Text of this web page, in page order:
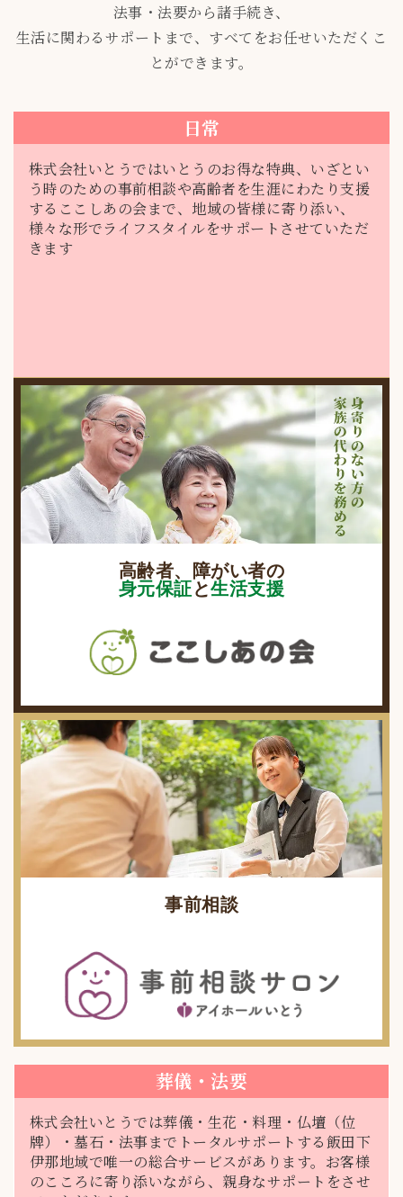
法事・法要から諸手続き、
生活に関わるサポートまで、すべてをお任せいただくこ
とができます。
日常
株式会社いとうではいとうのお得な特典、いざとい
う時のための事前相談や高齢者を生涯にわたり支援
するここしあの会まで、地域の皆様に寄り添い、
様々な形でライフスタイルをサポートさせていただ
きます
高齢者、障がい者の
身元保証と生活支援
事前相談
葬儀・法要
株式会社いとうでは葬儀・生花・料理・仏壇（位
牌）・墓石・法事までトータルサポートする飯田下
伊那地域で唯一の総合サービスがあります。お客様
のこころに寄り添いながら、親身なサポートをさせ